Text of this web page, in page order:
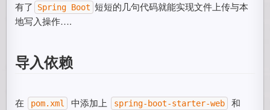
有了
Spring Boot 短短的几句代码就能实现文件上传与本
地写入操作….
导入依赖
在 pom.xml 中添加上 spring-boot-starter-web 和